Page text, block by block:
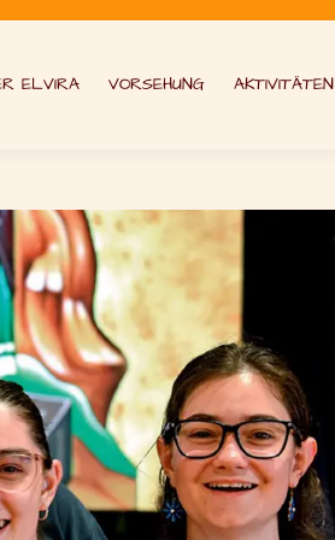
ELVIRA VORSEHUNG AKTIVITÄTEN